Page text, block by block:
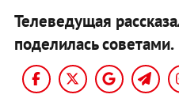
Телеведущая
поделилась советами.